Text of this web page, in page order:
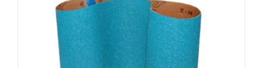
28,79 zł
do
37,16 zł